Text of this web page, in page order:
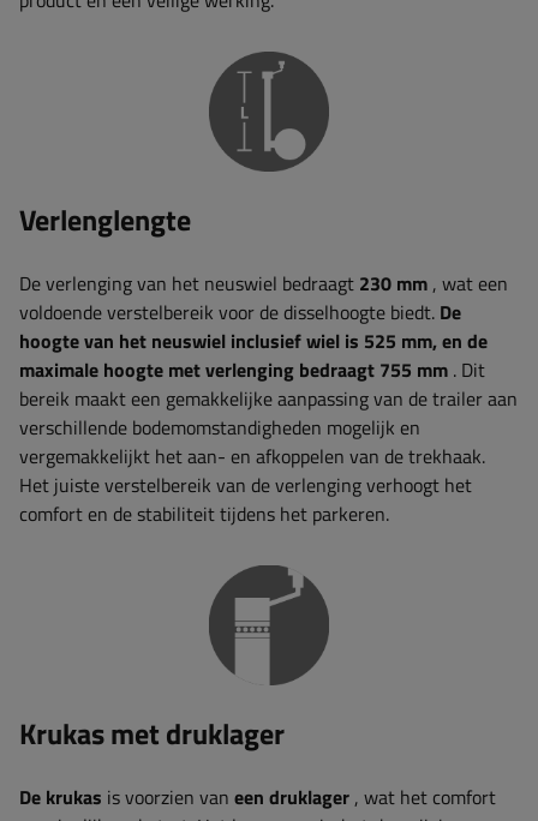
Verlenglengte
De verlenging van het neuswiel bedraagt ​​230 mm , wat een
voldoende verstelbereik voor de disselhoogte biedt. De
hoogte van het neuswiel inclusief wiel is 525 mm, en de
maximale hoogte met verlenging bedraagt ​​755 mm . Dit
bereik maakt een gemakkelijke aanpassing van de trailer aan
verschillende bodemomstandigheden mogelijk en
vergemakkelijkt het aan- en afkoppelen van de trekhaak.
Het juiste verstelbereik van de verlenging verhoogt het
comfort en de stabiliteit tijdens het parkeren.
Krukas met druklager
De krukas is voorzien van een druklager , wat het comfort